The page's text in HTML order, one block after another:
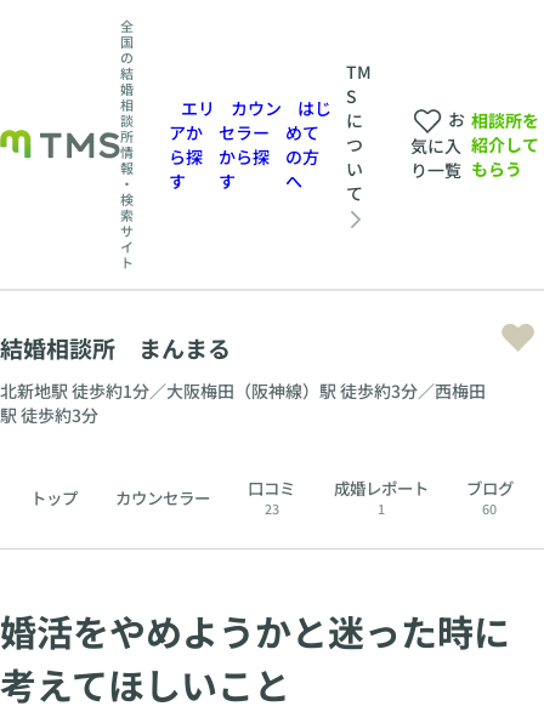
全
国
の
結
婚
相
談
所
情
報
・
検
索
サ
イ
ト
エリ
アか
ら探
す
カウン
セラー
から探
す
はじ
めて
の方
へ
TM
S
に
つ
い
て
お
気に入
り一覧
相談所を
紹介して
もらう
結婚相談所 まんまる
北新地駅 徒歩約1分／大阪梅田（阪神線）駅 徒歩約3分／西梅田
駅 徒歩約3分
トップ カウンセラー 口コミ
23
成婚レポート
1
ブログ
60
婚活をやめようかと迷った時に
考えてほしいこと